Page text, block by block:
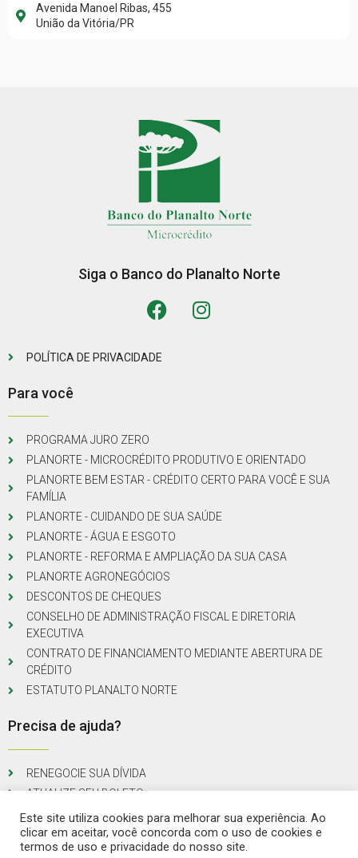
Avenida Manoel Ribas, 455
União da Vitória/PR
Siga o Banco do Planalto Norte
POLÍTICA DE PRIVACIDADE
Para você
PROGRAMA JURO ZERO
PLANORTE - MICROCRÉDITO PRODUTIVO E ORIENTADO
PLANORTE BEM ESTAR - CRÉDITO CERTO PARA VOCÊ E SUA
FAMÍLIA
PLANORTE - CUIDANDO DE SUA SAÚDE
PLANORTE - ÁGUA E ESGOTO
PLANORTE - REFORMA E AMPLIAÇÃO DA SUA CASA
PLANORTE AGRONEGÓCIOS
DESCONTOS DE CHEQUES
CONSELHO DE ADMINISTRAÇÃO FISCAL E DIRETORIA
EXECUTIVA
CONTRATO DE FINANCIAMENTO MEDIANTE ABERTURA DE
CRÉDITO
ESTATUTO PLANALTO NORTE
Precisa de ajuda?
RENEGOCIE SUA DÍVIDA
ATUALIZE SEU BOLETO
Este site utiliza cookies para melhorar sua experiência. Ao
clicar em aceitar, você concorda com o uso de cookies e
termos de uso e privacidade do nosso site.